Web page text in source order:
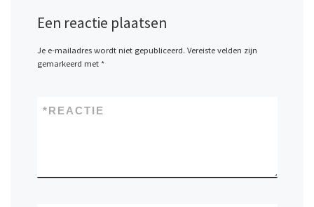
Een reactie plaatsen
Je e-mailadres wordt niet gepubliceerd. Vereiste velden zijn
gemarkeerd met *
REACTIE
*